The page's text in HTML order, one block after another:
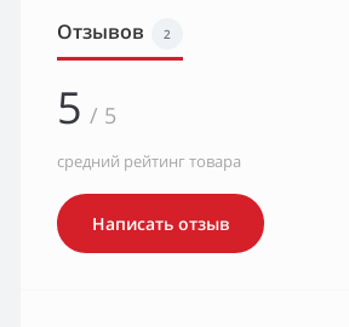
Отзывов 2
5 / 5
средний рейтинг товара
Написать отзыв